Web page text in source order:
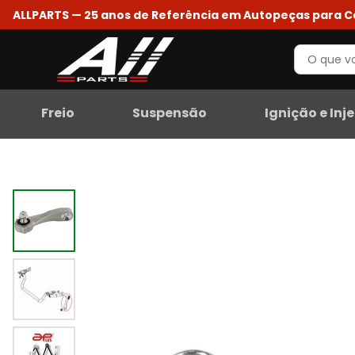
ALLPARTS — 25 anos de Referência em Autopeças para
Freio Suspensão Ignição e